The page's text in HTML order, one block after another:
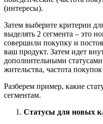
(интересы).
Затем выберите критерии
выделять 2 сегмента – это
совершили покупку и
ваш продукт. Затем идет
дополнительными
жительства, частота
Разберем пример, какие
сегментам.
Статусы для новых